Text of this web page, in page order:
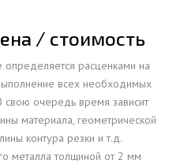
/ стоимость
определяется расценками на
всех необходимых
свою очередь время зависит
материала, геометрической
контура резки и т.д.
металла толщиной от 2 мм